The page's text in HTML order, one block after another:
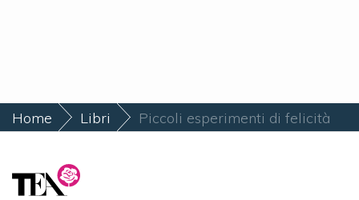
Home Libri Piccoli esperimenti di felicità